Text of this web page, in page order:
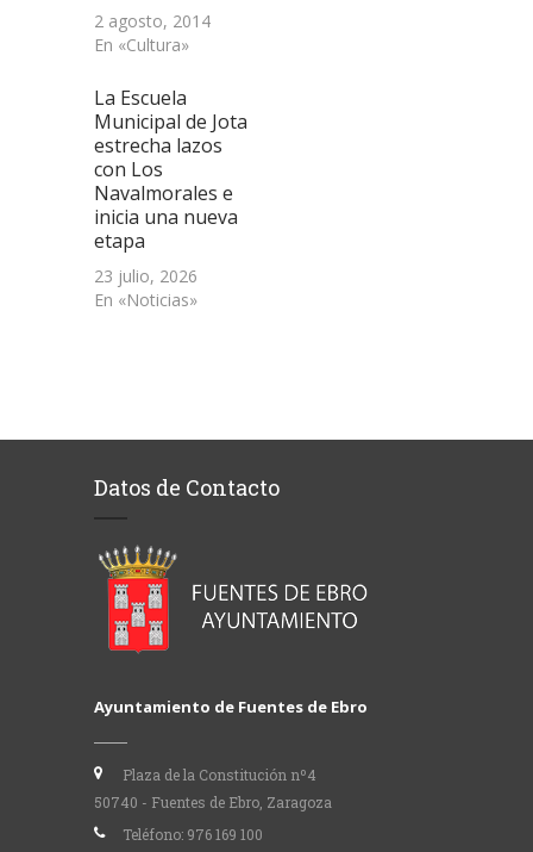
2 agosto, 2014
En «Cultura»
La Escuela
Municipal de Jota
estrecha lazos
con Los
Navalmorales e
inicia una nueva
etapa
23 julio, 2026
En «Noticias»
Datos de Contacto
Ayuntamiento de Fuentes de Ebro
Plaza de la Constitución nº4
50740 - Fuentes de Ebro, Zaragoza
Teléfono: 976 169 100